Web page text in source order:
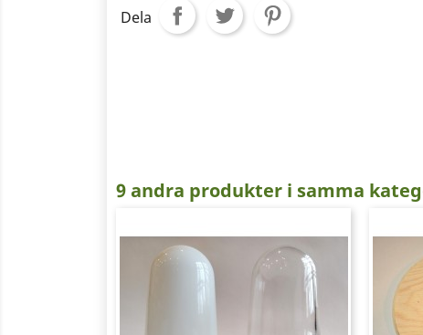
Dela
9 andra produkter i samma